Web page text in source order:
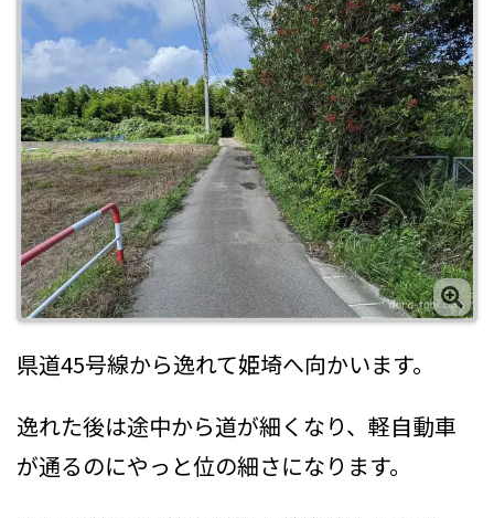
県道45号線から逸れて姫埼へ向かいます。
逸れた後は途中から道が細くなり、軽自動車
が通るのにやっと位の細さになります。